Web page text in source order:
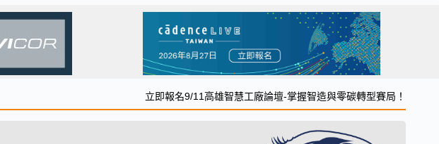
立即報名9/11高雄智慧工廠論壇-掌握智造與零碳轉型賽局！